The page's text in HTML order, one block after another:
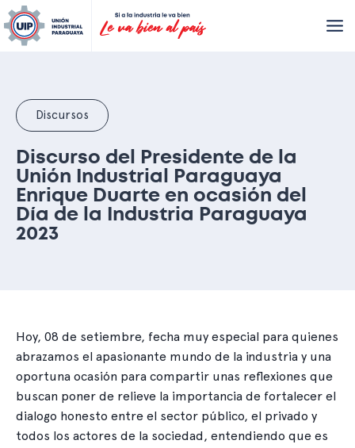
Discursos
Discurso del Presidente de la
Unión Industrial Paraguaya
Enrique Duarte en ocasión del
Día de la Industria Paraguaya
2023
Hoy, 08 de setiembre, fecha muy especial para quienes
abrazamos el apasionante mundo de la industria y una
oportuna ocasión para compartir unas reflexiones que
buscan poner de relieve la importancia de fortalecer el
dialogo honesto entre el sector público, el privado y
todos los actores de la sociedad, entendiendo que es